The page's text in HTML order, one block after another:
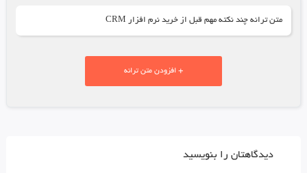
متن ترانه چند نکته مهم قبل از خرید نرم افزار CRM
+ افزودن متن ترانه
دیدگاهتان را بنویسید